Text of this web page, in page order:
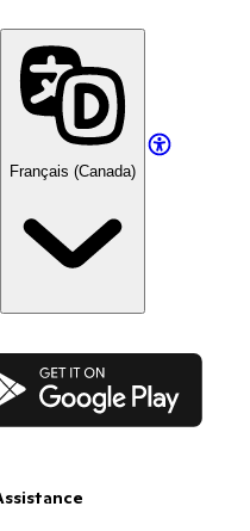
Français (Canada)
Play